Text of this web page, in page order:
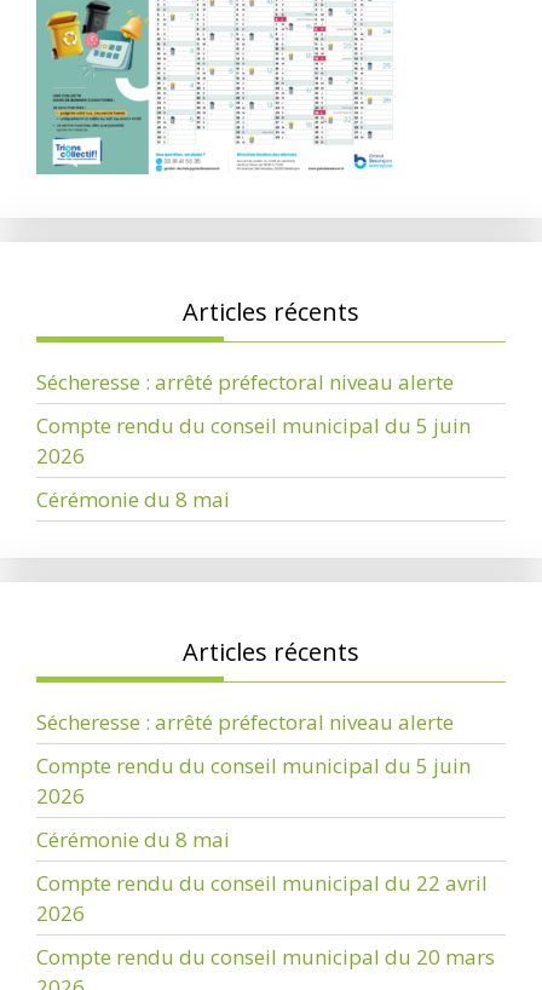
Articles récents
Sécheresse : arrêté préfectoral niveau alerte
Compte rendu du conseil municipal du 5 juin
2026
Cérémonie du 8 mai
Articles récents
Sécheresse : arrêté préfectoral niveau alerte
Compte rendu du conseil municipal du 5 juin
2026
Cérémonie du 8 mai
Compte rendu du conseil municipal du 22 avril
2026
Compte rendu du conseil municipal du 20 mars